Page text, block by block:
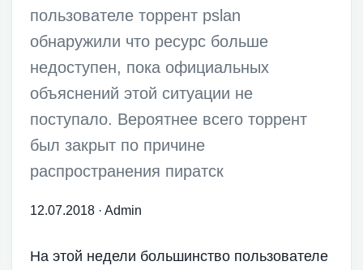
пользователе торрент pslan
обнаружили что ресурс больше
недоступен, пока официальных
объяснений этой ситуации не
поступало. Вероятнее всего торрент
был закрыт по причине
распространения пиратск
12.07.2018 ·Admin
На этой недели большинство пользователе